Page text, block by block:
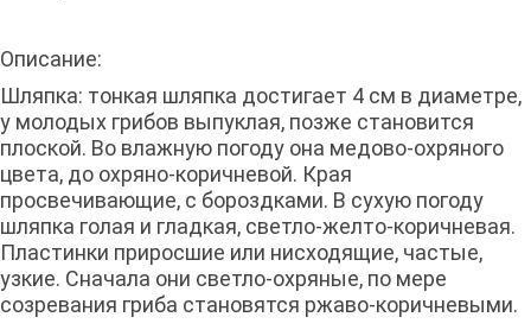
Описание:
Шляпка: тонкая шляпка достигает 4 см в диаметре,
у молодых грибов выпуклая, позже становится
плоской. Во влажную погоду она медово-охряного
цвета, до охряно-коричневой. Края
просвечивающие, с бороздками. В сухую погоду
шляпка голая и гладкая, светло-желто-коричневая.
Пластинки приросшие или нисходящие, частые,
узкие. Сначала они светло-охряные, по мере
созревания гриба становятся ржаво-коричневыми.